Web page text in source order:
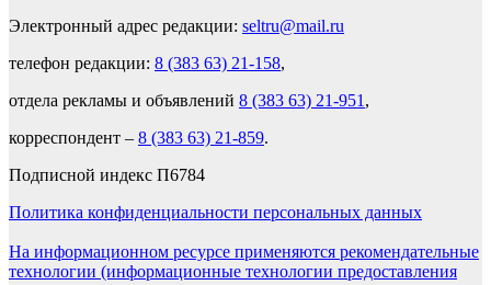
Электронный адрес редакции: seltru@mail.ru
телефон редакции: 8 (383 63) 21-158,
отдела рекламы и объявлений 8 (383 63) 21-951 ,
корреспондент – 8 (383 63) 21-859.
Подписной индекс П6784
Политика конфиденциальности персональных данных
На информационном ресурсе применяются рекомендательные
технологии (информационные технологии предоставления